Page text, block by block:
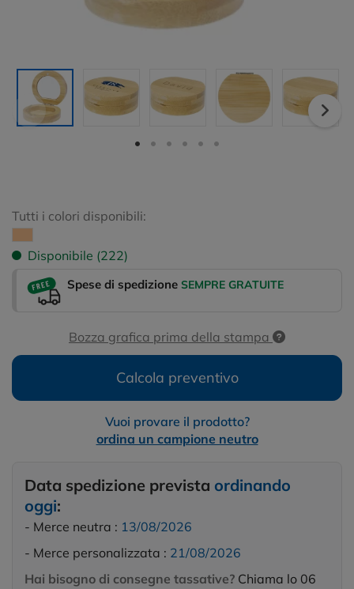
Tutti i colori disponibili:
Disponibile (222)
Spese di spedizione SEMPRE GRATUITE
Bozza grafica prima della stampa
Calcola preventivo
Vuoi provare il prodotto?
ordina un campione neutro
Data spedizione prevista ordinando
oggi:
- Merce neutra : 13/08/2026
- Merce personalizzata : 21/08/2026
Hai bisogno di consegne tassative? Chiama lo 06